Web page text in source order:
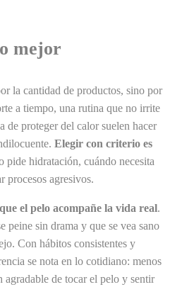
mejor
la cantidad de productos, sino por
a tiempo, una rutina que no irrite
de proteger del calor suelen hacer
Elegir con criterio es
pide hidratación, cuándo necesita
procesos agresivos.
el pelo acompañe la vida real.
peine sin drama y que se vea sano
Con hábitos consistentes y
se nota en lo cotidiano: menos
de tocar el pelo y sentir